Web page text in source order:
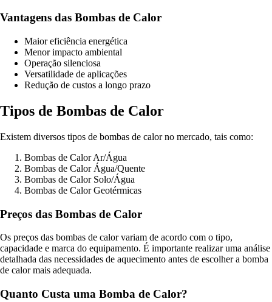
Vantagens das Bombas de Calor
Maior eficiência energética
Menor impacto ambiental
Operação silenciosa
Versatilidade de aplicações
Redução de custos a longo prazo
Tipos de Bombas de Calor
Existem diversos tipos de bombas de calor no mercado, tais como:
Bombas de Calor Ar/Água
Bombas de Calor Água/Quente
Bombas de Calor Solo/Água
Bombas de Calor Geotérmicas
Preços das Bombas de Calor
Os preços das bombas de calor variam de acordo com o tipo,
capacidade e marca do equipamento. É importante realizar uma análise
detalhada das necessidades de aquecimento antes de escolher a bomba
de calor mais adequada.
Quanto Custa uma Bomba de Calor?